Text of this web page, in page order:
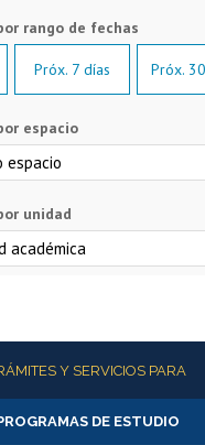
Próx. 7 días Próx.
espacio
unidad
Y SERVICIOS PARA
os y exalumnas/os
DE ESTUDIO